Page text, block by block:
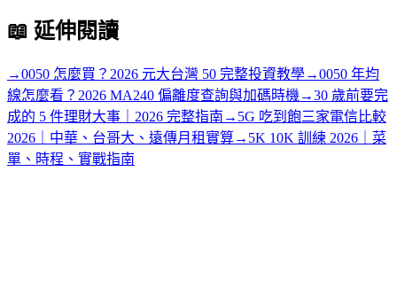
📖 延伸閱讀
→0050 怎麼買？2026 元大台灣 50 完整投資教學→0050 年均
線怎麼看？2026 MA240 偏離度查詢與加碼時機 →30 歲前要完
成的 5 件理財大事｜2026 完整指南 → 5G 吃到飽三家電信比較
2026｜中華、台哥大、遠傳月租實算→ 5K 10K 訓練 2026｜菜
單、時程、實戰指南